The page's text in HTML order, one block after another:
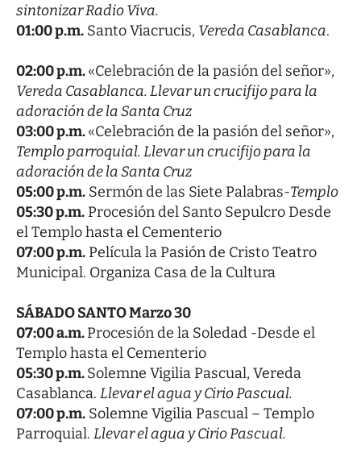
sintonizar Radio Viva.
01:00 p.m. Santo Viacrucis, Vereda Casablanca.
02:00 p.m.«Celebración de la pasión del señor»,
Vereda Casablanca. Llevar un crucifijo para la
adoración de la Santa Cruz
03:00 p.m.«Celebración de la pasión del señor»,
Templo parroquial. Llevar un crucifijo para la
adoración de la Santa Cruz
05:00 p.m. Sermón de las Siete Palabras-Templo
05:30 p.m. Procesión del Santo Sepulcro Desde
el Templo hasta el Cementerio
07:00 p.m. Película la Pasión de Cristo Teatro
Municipal. Organiza Casa de la Cultura
SÁBADO SANTO Marzo 30
07:00 a.m.Procesión de la Soledad -Desde el
Templo hasta el Cementerio
05:30 p.m.Solemne Vigilia Pascual, Vereda
Casablanca. Llevar el agua y Cirio Pascual.
07:00 p.m. Solemne Vigilia Pascual – Templo
Parroquial. Llevar el agua y Cirio Pascual.